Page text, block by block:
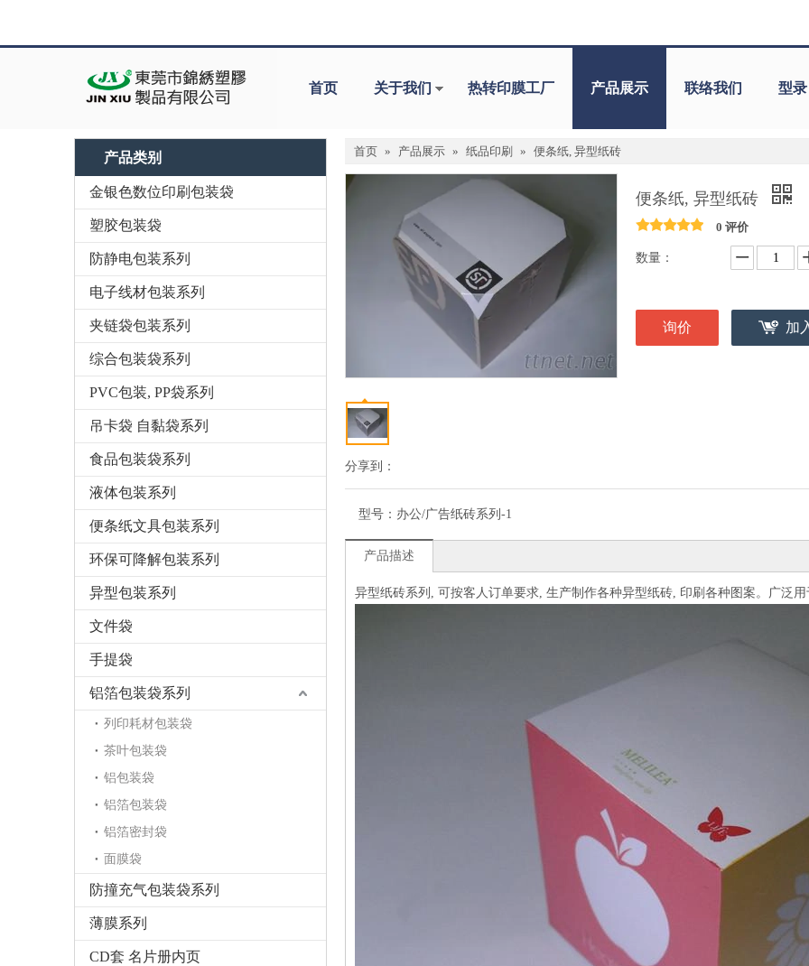
首页 关于我们 热转印膜工厂 产品展示 联络我们 型录
产品类别
金银色数位印刷包装袋
塑胶包装袋
防静电包装系列
电子线材包装系列
夹链袋包装系列
综合包装袋系列
PVC包装, PP袋系列
吊卡袋 自黏袋系列
食品包装袋系列
液体包装系列
便条纸文具包装系列
环保可降解包装系列
异型包装系列
文件袋
手提袋
铝箔包装袋系列
列印耗材包装袋
茶叶包装袋
铝包装袋
铝箔包装袋
铝箔密封袋
面膜袋
防撞充气包装袋系列
薄膜系列
CD套 名片册内页
首页 » 产品展示 » 纸品印刷 » 便条纸, 异型纸砖
分享到：
便条纸, 异型纸砖
0 评价
数量：
询价 加
型号： 办公/广告纸砖系列-1
产品描述
异型纸砖系列, 可按客人订单要求, 生产制作各种异型纸砖, 印刷各种图案。广泛